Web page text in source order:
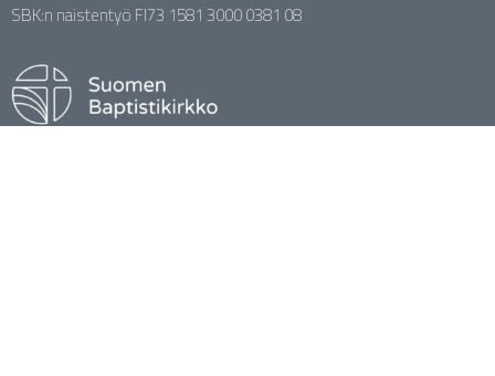
SBK:n naistentyö FI73 1581 3000 0381 08